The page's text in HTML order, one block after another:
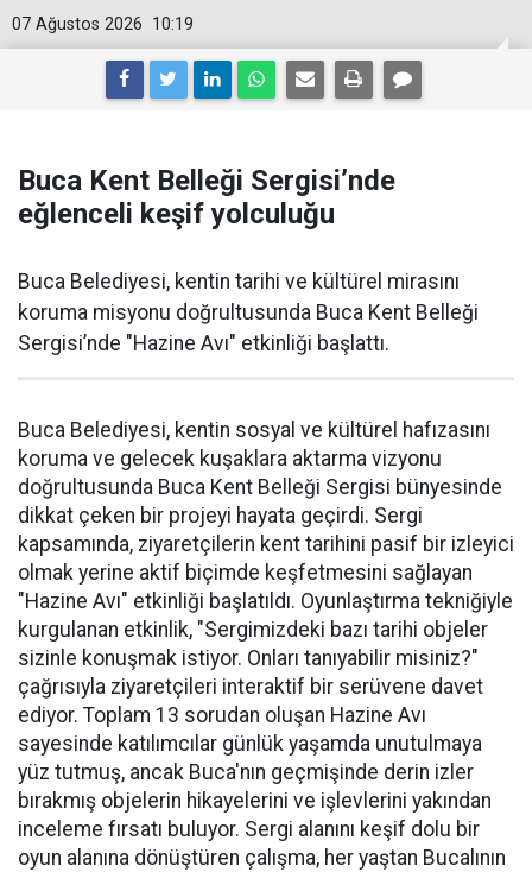
10:19
07 Ağustos 2026
Buca Kent Belleği Sergisi’nde
eğlenceli keşif yolculuğu
Buca Belediyesi, kentin tarihi ve kültürel mirasını
koruma misyonu doğrultusunda Buca Kent Belleği
Sergisi’nde "Hazine Avı" etkinliği başlattı.
Buca Belediyesi, kentin sosyal ve kültürel hafızasını
koruma ve gelecek kuşaklara aktarma vizyonu
doğrultusunda Buca Kent Belleği Sergisi bünyesinde
dikkat çeken bir projeyi hayata geçirdi. Sergi
kapsamında, ziyaretçilerin kent tarihini pasif bir izleyici
olmak yerine aktif biçimde keşfetmesini sağlayan
"Hazine Avı" etkinliği başlatıldı. Oyunlaştırma tekniğiyle
kurgulanan etkinlik, "Sergimizdeki bazı tarihi objeler
sizinle konuşmak istiyor. Onları tanıyabilir misiniz?"
çağrısıyla ziyaretçileri interaktif bir serüvene davet
ediyor. Toplam 13 sorudan oluşan Hazine Avı
sayesinde katılımcılar günlük yaşamda unutulmaya
yüz tutmuş, ancak Buca'nın geçmişinde derin izler
bırakmış objelerin hikayelerini ve işlevlerini yakından
inceleme fırsatı buluyor. Sergi alanını keşif dolu bir
oyun alanına dönüştüren çalışma, her yaştan Bucalının